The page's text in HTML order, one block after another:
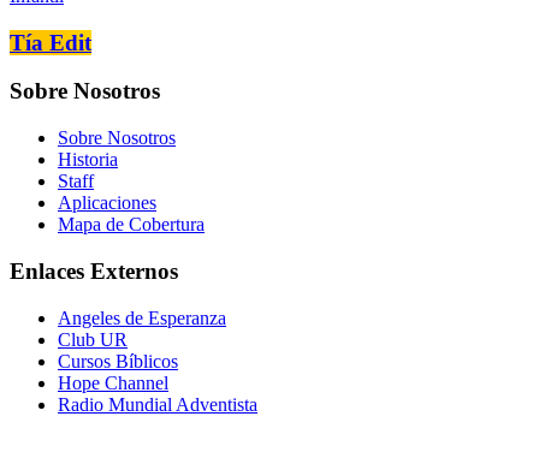
Tía Edit
Sobre Nosotros
Sobre Nosotros
Historia
Staff
Aplicaciones
Mapa de Cobertura
Enlaces Externos
Angeles de Esperanza
Club UR
Cursos Bíblicos
Hope Channel
Radio Mundial Adventista